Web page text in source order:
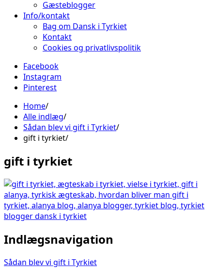
Gæsteblogger
Info/kontakt
Bag om Dansk i Tyrkiet
Kontakt
Cookies og privatlivspolitik
Facebook
Instagram
Pinterest
Home
Alle indlæg
Sådan blev vi gift i Tyrkiet
gift i tyrkiet
gift i tyrkiet
Indlægsnavigation
Sådan blev vi gift i Tyrkiet